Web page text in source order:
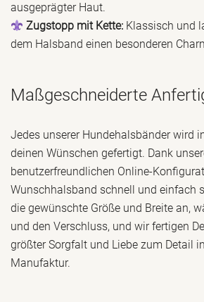
ausgeprägter Haut.
Zugstopp mit Kette: Klassisch und
dem Halsband einen besonderen
Maßgeschneiderte
Jedes unserer Hundehalsbänder wird
deinen Wünschen gefertigt. Dank
benutzerfreundlichen Online-
Wunschhalsband schnell und einfach
die gewünschte Größe und Breite an,
und den Verschluss, und wir fertigen
größter Sorgfalt und Liebe zum Detail
Manufaktur.